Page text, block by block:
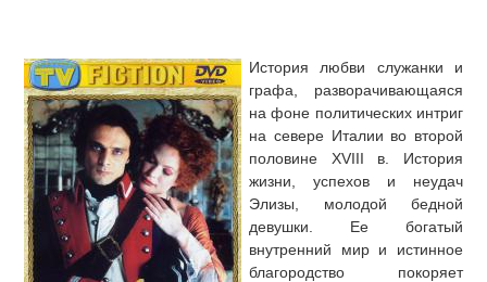
История любви служанки и
графа, разворачивающаяся
на фоне политических интриг
на севере Италии во второй
половине XVIII в. История
жизни, успехов и неудач
Элизы, молодой бедной
девушки. Ее богатый
внутренний мир и истинное
благородство покоряет